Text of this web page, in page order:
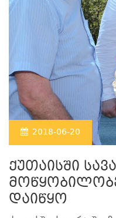
2018-06-20
ქუთაისში
დაიწყო